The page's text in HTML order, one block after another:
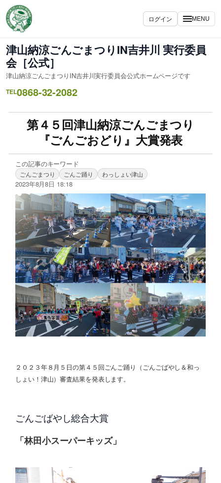
ログイン MENU
津山納涼ごんごまつりIN吉井川 実行委員
会［公式］
津山納涼ごんごまつりIN吉井川実行委員会公式ホームページです
TEL0868-32-2082
第４５回津山納涼ごんごまつり
『ごんごおどり』大賞発表
この記事のキーワード
ごんごまつり ごんご踊り わっしょい津山
2023年8月8日 18:18
２０２３年８月５日の第４５回ごんご踊り（ごんごばやし＆和っ
しょい！津山）審査結果を発表します。
ごんごばやし総合大賞
「林田小スーパーキッズ」